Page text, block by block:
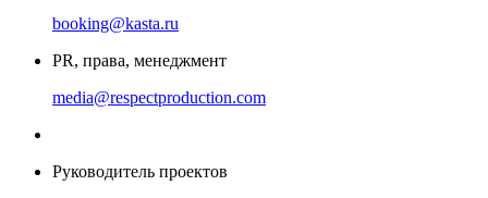
booking@kasta.ru
PR, права, менеджмент
media@respectproduction.com
Руководитель проектов